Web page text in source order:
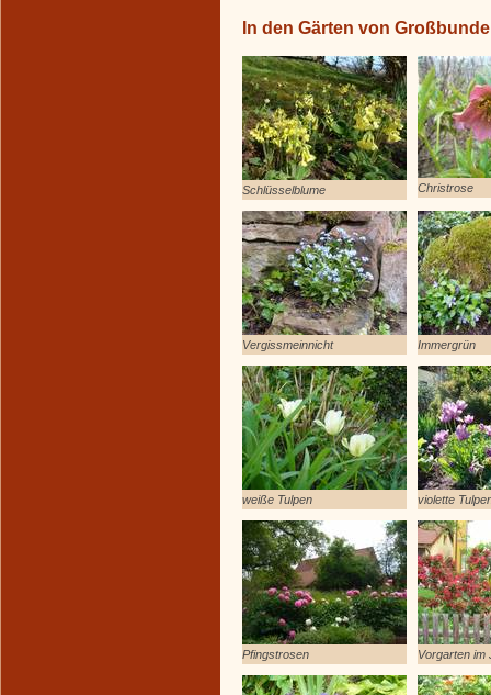
In den Gärten von
Schlüsselblume Christrose
Vergissmeinnicht Immergrün
weiße Tulpen violette
Pfingstrosen Vorgarten im